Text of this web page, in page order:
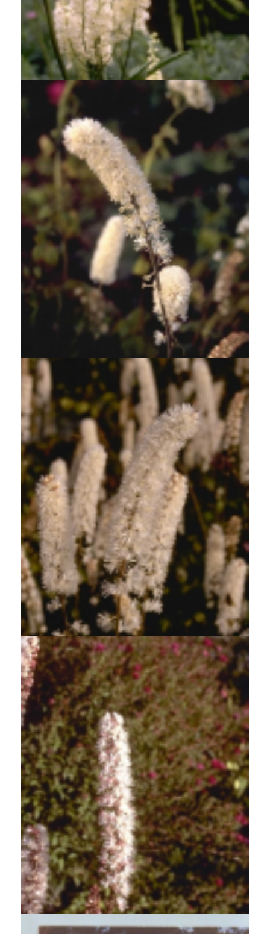
Zilverkaars
Cimicifuga dahurica
Zilverkaars
Cimicifuga simplex 'White Pearl'
Zilverkaars
Cimicifuga simplex
Zilverkaars
Cimicifuga ramosa 'Atropurpurea'